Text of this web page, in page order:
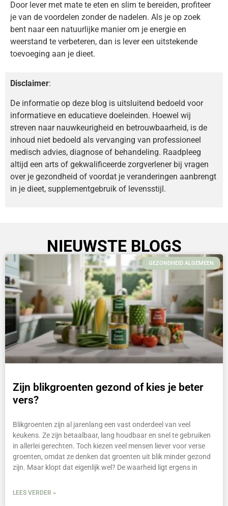
Door lever met mate te eten en slim te bereiden, profiteer
je van de voordelen zonder de nadelen. Als je op zoek
bent naar een natuurlijke manier om je energie en
weerstand te verbeteren, dan is lever een uitstekende
toevoeging aan je dieet.
Disclaimer:
De informatie op deze blog is uitsluitend bedoeld voor
informatieve en educatieve doeleinden. Hoewel wij
streven naar nauwkeurigheid en betrouwbaarheid, is de
inhoud niet bedoeld als vervanging van professioneel
medisch advies, diagnose of behandeling. Raadpleeg
altijd een arts of gekwalificeerde zorgverlener bij vragen
over je gezondheid of voordat je veranderingen aanbrengt
in je dieet, supplementgebruik of levensstijl.
NIEUWSTE BLOGS
GEZONDHEID ALGEMEEN
Zijn blikgroenten gezond of kies je beter
vers?
Blikgroenten zijn al jarenlang een vast onderdeel van veel
keukens. Ze zijn betaalbaar, lang houdbaar en snel te gebruiken
in allerlei gerechten. Toch kiezen veel mensen liever voor verse
groenten, omdat ze denken dat groenten uit blik minder gezond
zijn. Maar klopt dat eigenlijk wel? De waarheid ligt ergens in
LEES VERDER »